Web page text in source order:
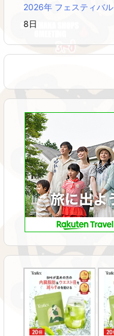
2026年 フェスティバル
8日